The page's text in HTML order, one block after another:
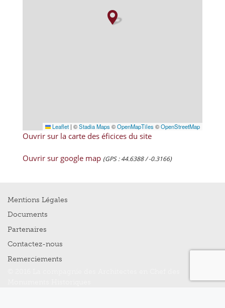
Leaflet | ©Stadia Maps ©OpenMapTiles ©OpenStreetMap
Ouvrir sur la carte des éficices du site
Ouvrir sur google map (GPS : 44.6388 / -0.3166)
Mentions Légales
Documents
Partenaires
Contactez-nous
Remerciements